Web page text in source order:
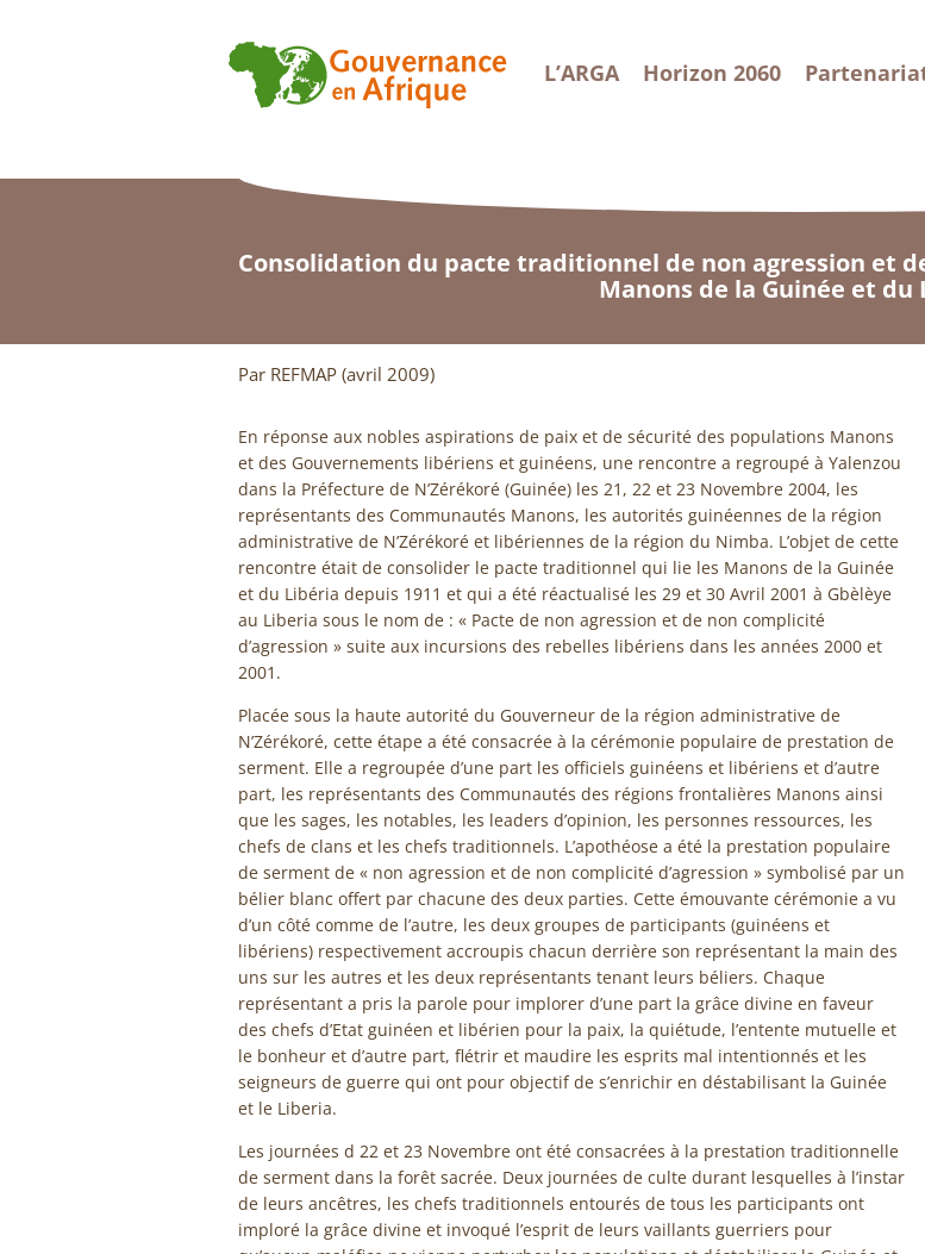
L’ARGA Horizon 2060
Consolidation du pacte traditionnel de non agression et
Manons de la Guinée et du
Par REFMAP (avril 2009)
En réponse aux nobles aspirations de paix et de sécurité des populations Manons
et des Gouvernements libériens et guinéens, une rencontre a regroupé à Yalenzou
dans la Préfecture de N’Zérékoré (Guinée) les 21, 22 et 23 Novembre 2004, les
représentants des Communautés Manons, les autorités guinéennes de la région
administrative de N’Zérékoré et libériennes de la région du Nimba. L’objet de cette
rencontre était de consolider le pacte traditionnel qui lie les Manons de la Guinée
et du Libéria depuis 1911 et qui a été réactualisé les 29 et 30 Avril 2001 à Gbèlèye
au Liberia sous le nom de : « Pacte de non agression et de non complicité
d’agression » suite aux incursions des rebelles libériens dans les années 2000 et
2001.
Placée sous la haute autorité du Gouverneur de la région administrative de
N’Zérékoré, cette étape a été consacrée à la cérémonie populaire de prestation de
serment. Elle a regroupée d’une part les officiels guinéens et libériens et d’autre
part, les représentants des Communautés des régions frontalières Manons ainsi
que les sages, les notables, les leaders d’opinion, les personnes ressources, les
chefs de clans et les chefs traditionnels. L’apothéose a été la prestation populaire
de serment de « non agression et de non complicité d’agression » symbolisé par un
bélier blanc offert par chacune des deux parties. Cette émouvante cérémonie a vu
d’un côté comme de l’autre, les deux groupes de participants (guinéens et
libériens) respectivement accroupis chacun derrière son représentant la main des
uns sur les autres et les deux représentants tenant leurs béliers. Chaque
représentant a pris la parole pour implorer d’une part la grâce divine en faveur
des chefs d’Etat guinéen et libérien pour la paix, la quiétude, l’entente mutuelle et
le bonheur et d’autre part, flétrir et maudire les esprits mal intentionnés et les
seigneurs de guerre qui ont pour objectif de s’enrichir en déstabilisant la Guinée
et le Liberia.
Les journées d 22 et 23 Novembre ont été consacrées à la prestation traditionnelle
de serment dans la forêt sacrée. Deux journées de culte durant lesquelles à l’instar
de leurs ancêtres, les chefs traditionnels entourés de tous les participants ont
imploré la grâce divine et invoqué l’esprit de leurs vaillants guerriers pour